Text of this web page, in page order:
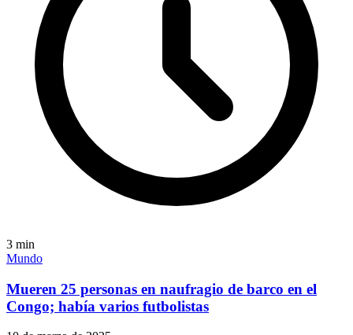
3 min
Mundo
Mueren 25 personas en naufragio de barco en el
Congo; había varios futbolistas